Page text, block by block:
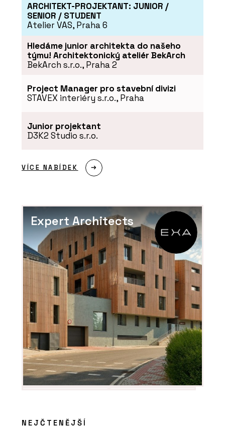
ARCHITEKT-PROJEKTANT: JUNIOR /
SENIOR / STUDENT
Atelier VAS, Praha 6
Hledáme junior architekta do našeho
týmu! Architektonický ateliér BekArch
BekArch s.r.o., Praha 2
Project Manager pro stavební divizi
STAVEX interiéry s.r.o., Praha
Junior projektant
D3K2 Studio s.r.o.
VÍCE NABÍDEK
Expert Architects
NEJČTENĚJŠÍ